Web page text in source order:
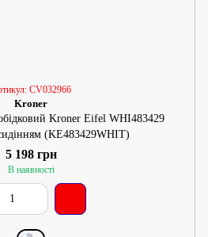
CV032966
Kroner
Kroner Eifel WHI483429
(KE483429WHIT)
5 198 грн
В наявності